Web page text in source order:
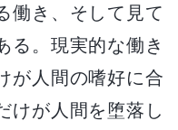
働き、そして見て
る。現実的な働き
が人間の嗜好に合
けが人間を堕落し